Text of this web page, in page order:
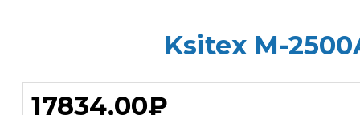
Ksitex M-
17834,00₽